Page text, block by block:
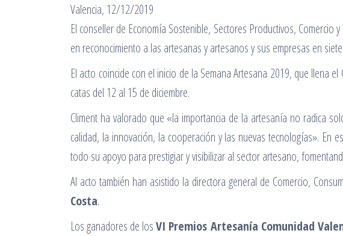
Valencia, 12/12/2019
El conseller de Economía Sostenible, Sectores Productivos, Comercio
en reconocimiento a las artesanas y artesanos y sus empresas en
El acto coincide con el inicio de la Semana Artesana 2019, que llena
catas del 12 al 15 de diciembre.
Climent ha valorado que «la importancia de la artesanía no radica
calidad, la innovación, la cooperación y las nuevas tecnologías».
todo su apoyo para prestigiar y visibilizar al sector artesano,
Al acto también han asistido la directora general de Comercio,
Costa.
Los ganadores de losVI Premios Artesanía Comunidad